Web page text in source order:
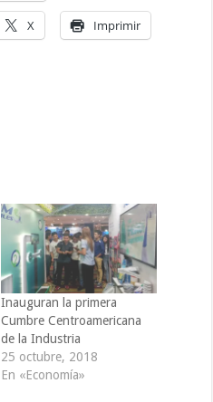
X Imprimir
Inauguran la primera
Cumbre Centroamericana
de la Industria
25 octubre, 2018
En «Economía»